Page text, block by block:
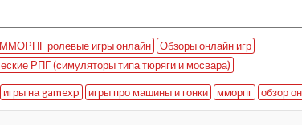
ММОРПГ ролевые игры онлайн
Обзоры онлайн игр
РПГ (симуляторы типа тюряги и мосвара)
игры на gamexp игры про машины и гонки мморпг обзор